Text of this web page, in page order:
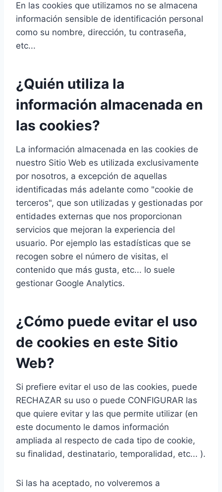
En las cookies que utilizamos no se almacena
información sensible de identificación personal
como su nombre, dirección, tu contraseña,
etc...
¿Quién utiliza la
información almacenada en
las cookies?
La información almacenada en las cookies de
nuestro Sitio Web es utilizada exclusivamente
por nosotros, a excepción de aquellas
identificadas más adelante como "cookie de
terceros", que son utilizadas y gestionadas por
entidades externas que nos proporcionan
servicios que mejoran la experiencia del
usuario. Por ejemplo las estadísticas que se
recogen sobre el número de visitas, el
contenido que más gusta, etc... lo suele
gestionar Google Analytics.
¿Cómo puede evitar el uso
de cookies en este Sitio
Web?
Si prefiere evitar el uso de las cookies, puede
RECHAZAR su uso o puede CONFIGURAR las
que quiere evitar y las que permite utilizar (en
este documento le damos información
ampliada al respecto de cada tipo de cookie,
su finalidad, destinatario, temporalidad, etc... ).
Si las ha aceptado, no volveremos a